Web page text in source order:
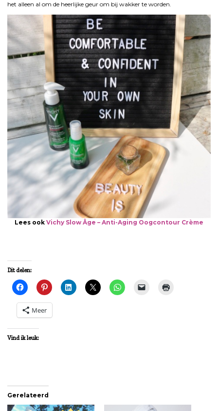
het alleen al om de heerlijke geur om bij wakker te worden.
Lees ook Vichy Slow Âge – Anti-Aging Oogcontour Crème
Dit delen:
Meer
Vind ik leuk:
Gerelateerd